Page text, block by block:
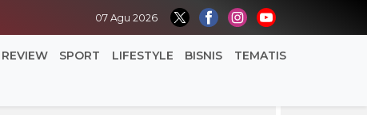
07 Agu 2026
REVIEW SPORT LIFESTYLE BISNIS TEMATIS